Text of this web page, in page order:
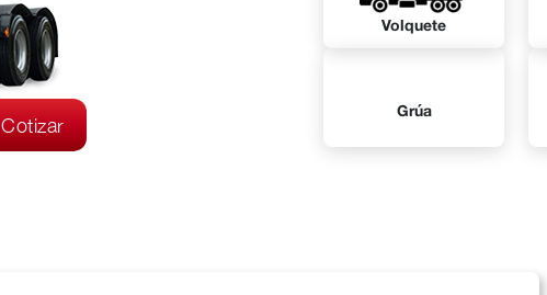
Cotizar
Volquete
Grúa